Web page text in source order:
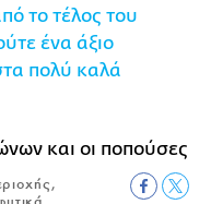
το τέλος του
ένα άξιο
πολύ καλά